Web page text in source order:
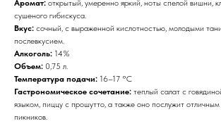
Аромат: открытый, умеренно яркий, ноты спелой вишни,
сушеного гибискуса.
Вкус: сочный, с выраженной кислотностью, молодыми
послевкусием.
Алкоголь: 14%
Объем: 0,75 л.
Температура подачи: 16–17 °С
Гастрономическое сочетание: теплый салат с
языком, пиццу с прошутто, а также оно послужит
пикников.